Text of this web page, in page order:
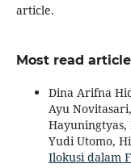
article.
Most read
Dina Arifna
Ayu
Hayuningtyas,
Yudi Utomo,
Ilokusi dalam